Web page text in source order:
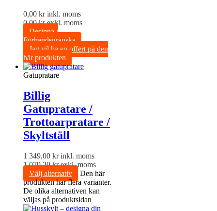
0,00 krinkl. moms
0,00krexkl. moms
Designa /
Förhandsgranska
Jag vil ha en offert på den
här produkten
Gatupratare
Billig
Gatupratare /
Trottoarpratare /
Skyltställ
1 349,00 krinkl. moms
1 079,20krexkl. moms
Välj alternativ
Den här
produkten har flera varianter.
De olika alternativen kan
väljas på produktsidan